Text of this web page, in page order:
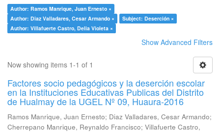
Author: Ramos Manrique, Juan Ernesto ×
Author: Diaz Valladares, Cesar Armando ×
Subject: Deserción ×
Author: Villafuerte Castro, Delia Violeta ×
Show Advanced Filters
Now showing items 1-1 of 1
Factores socio pedagógicos y la deserción escolar
en la Instituciones Educativas Publicas del Distrito
de Hualmay de la UGEL Nº 09, Huaura-2016
Ramos Manrique, Juan Ernesto; Diaz Valladares, Cesar Armando;
Cherrepano Manrique, Reynaldo Francisco; Villafuerte Castro,